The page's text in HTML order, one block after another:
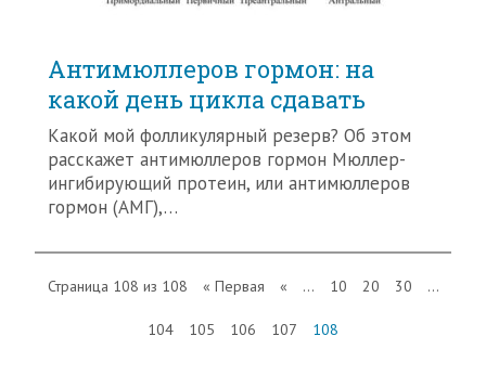
Антимюллеров гормон: на
какой день цикла сдавать
Какой мой фолликулярный резерв? Об этом
расскажет антимюллеров гормон Мюллер-
ингибирующий протеин, или антимюллеров
гормон (АМГ),…
Страница 108 из 108 « Первая « ... 10 20 30 ...
104 105 106 107 108